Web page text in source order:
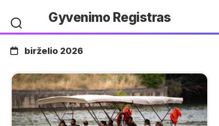
content
Gyvenimo Registras
birželio 2026